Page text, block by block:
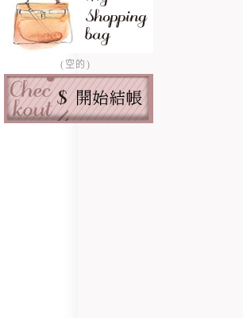
(空的)